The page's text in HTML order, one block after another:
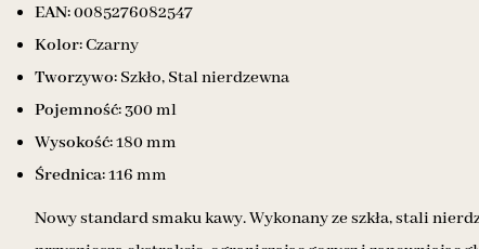
EAN:0085276082547
Kolor:Czarny
Tworzywo: Szkło, Stal nierdzewna
Pojemność:300 ml
Wysokość:180 mm
Średnica:116 mm
Nowy standard smaku kawy. Wykonany ze szkła, stali